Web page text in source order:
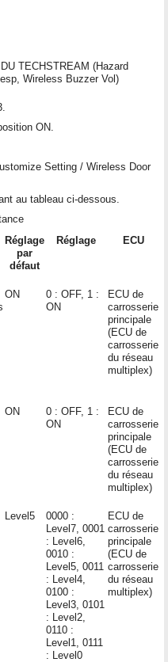
TECHSTREAM (Hazard
Wireless Buzzer Vol)
ON.
Setting / Wireless Door
au tableau ci-dessous.
Réglage
par
défaut
Réglage ECU
ON
0 : OFF, 1 :
ON
ECU de
carrosserie
principale
(ECU de
carrosserie
du réseau
multiplex)
ON
0 : OFF, 1 :
ON
ECU de
carrosserie
principale
(ECU de
carrosserie
du réseau
multiplex)
Level5
0000 :
Level7, 0001
: Level6,
0010 :
Level5, 0011
: Level4,
0100 :
Level3, 0101
: Level2,
0110 :
Level1, 0111
: Level0
ECU de
carrosserie
principale
(ECU de
carrosserie
du réseau
multiplex)